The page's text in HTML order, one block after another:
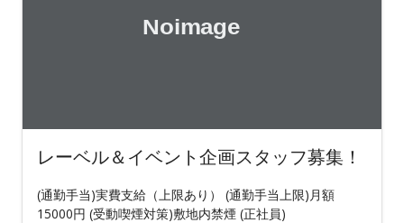
レーベル＆イベント企画スタッフ募集！
(通勤手当)実費支給（上限あり） (通勤手当上限)月額
15000円 (受動喫煙対策)敷地内禁煙 (正社員)